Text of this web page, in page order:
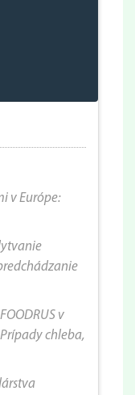
v Európe:
v
chleba,